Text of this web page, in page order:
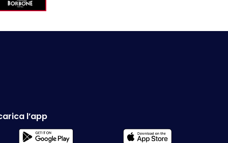
l’app